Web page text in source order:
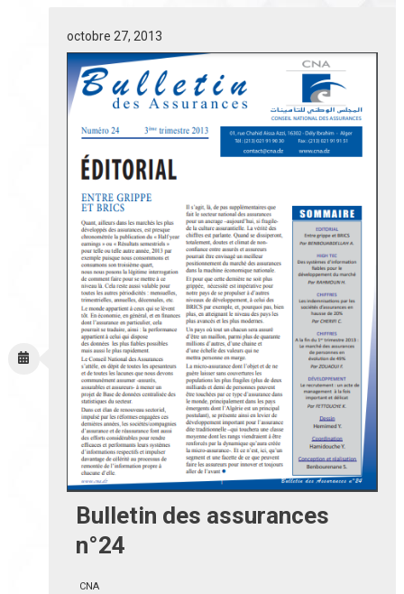
octobre 27, 2013
Bulletin des assurances
n°24
CNA